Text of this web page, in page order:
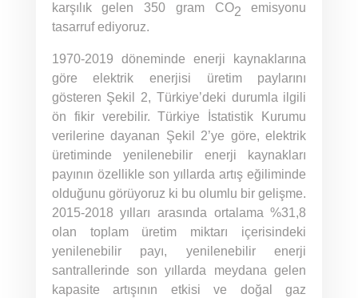
karşılık gelen 350 gram CO2
emisyonu
tasarruf ediyoruz.
1970-2019 döneminde enerji kaynaklarına
göre elektrik enerjisi üretim paylarını
gösteren Şekil 2, Türkiye’deki durumla ilgili
ön fikir verebilir. Türkiye İstatistik Kurumu
verilerine dayanan Şekil 2’ye göre, elektrik
üretiminde yenilenebilir enerji kaynakları
payının özellikle son yıllarda artış eğiliminde
olduğunu görüyoruz ki bu olumlu bir gelişme.
2015-2018 yılları arasında ortalama %31,8
olan toplam üretim miktarı içerisindeki
yenilenebilir payı, yenilenebilir enerji
santrallerinde son yıllarda meydana gelen
kapasite artışının etkisi ve doğal gaz